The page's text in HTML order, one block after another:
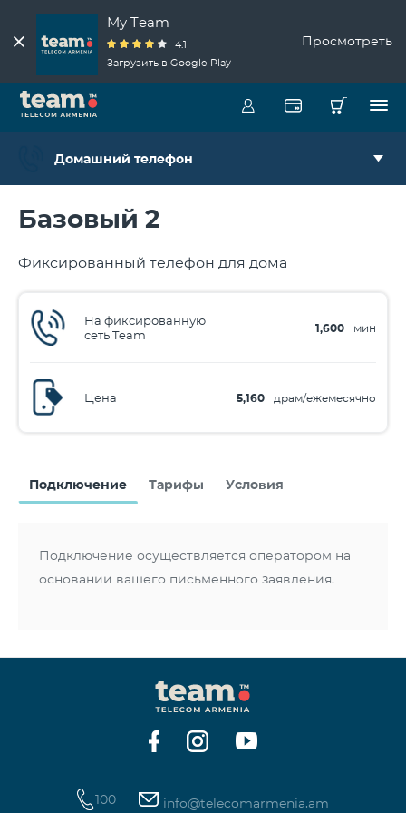
My Team
4.1
Загрузить в Google Play
Просмотреть
Домашний телефон
Базовый 2
Фиксированный телефон для дома
На фиксированную
сеть Team
1,600 мин
Цена 5,160 драм/ежемесячно
Подключение Тарифы Условия
Подключение осуществляется оператором на
основании вашего письменного заявления.
100 info@telecomarmenia.am